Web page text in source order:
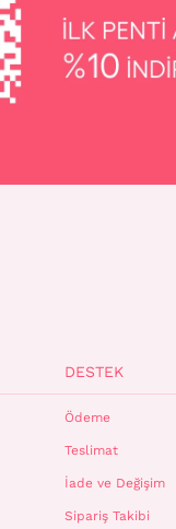
DESTEK
Ödeme
Teslimat
İade ve Değişim
Sipariş Takibi